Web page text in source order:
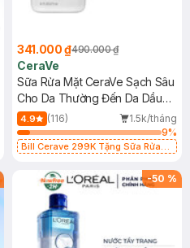
341.000 ₫490.000 ₫
CeraVe
Sữa Rửa Mặt CeraVe Sạch Sâu
Cho Da Thường Đến Da Dầu
473ml
4.9 (116)
1.5k/tháng
9%
Bill Cerave 299K Tặng Sữa Rửa
-50 %